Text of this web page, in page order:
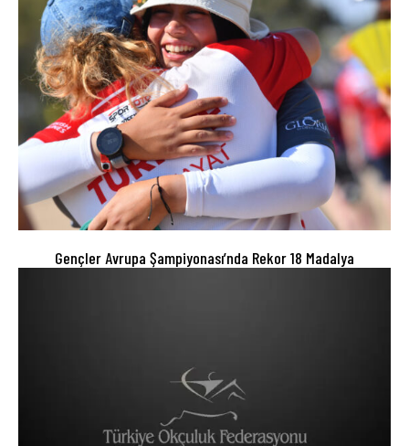
Gençler Avrupa Şampiyonası’nda Rekor 18 Madalya